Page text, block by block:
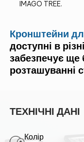
IMAGO TREE.
Кронштейни
доступні в
забезпечує ще
розташуванні
ТЕХНІЧНІ ДАНІ
Колір